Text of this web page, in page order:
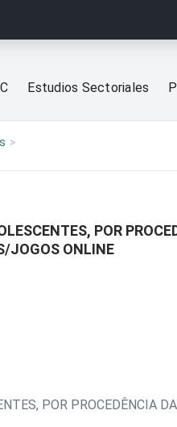
Estudios Sectoriales
POR
JOGOS ONLINE
POR PROCEDÊNCIA